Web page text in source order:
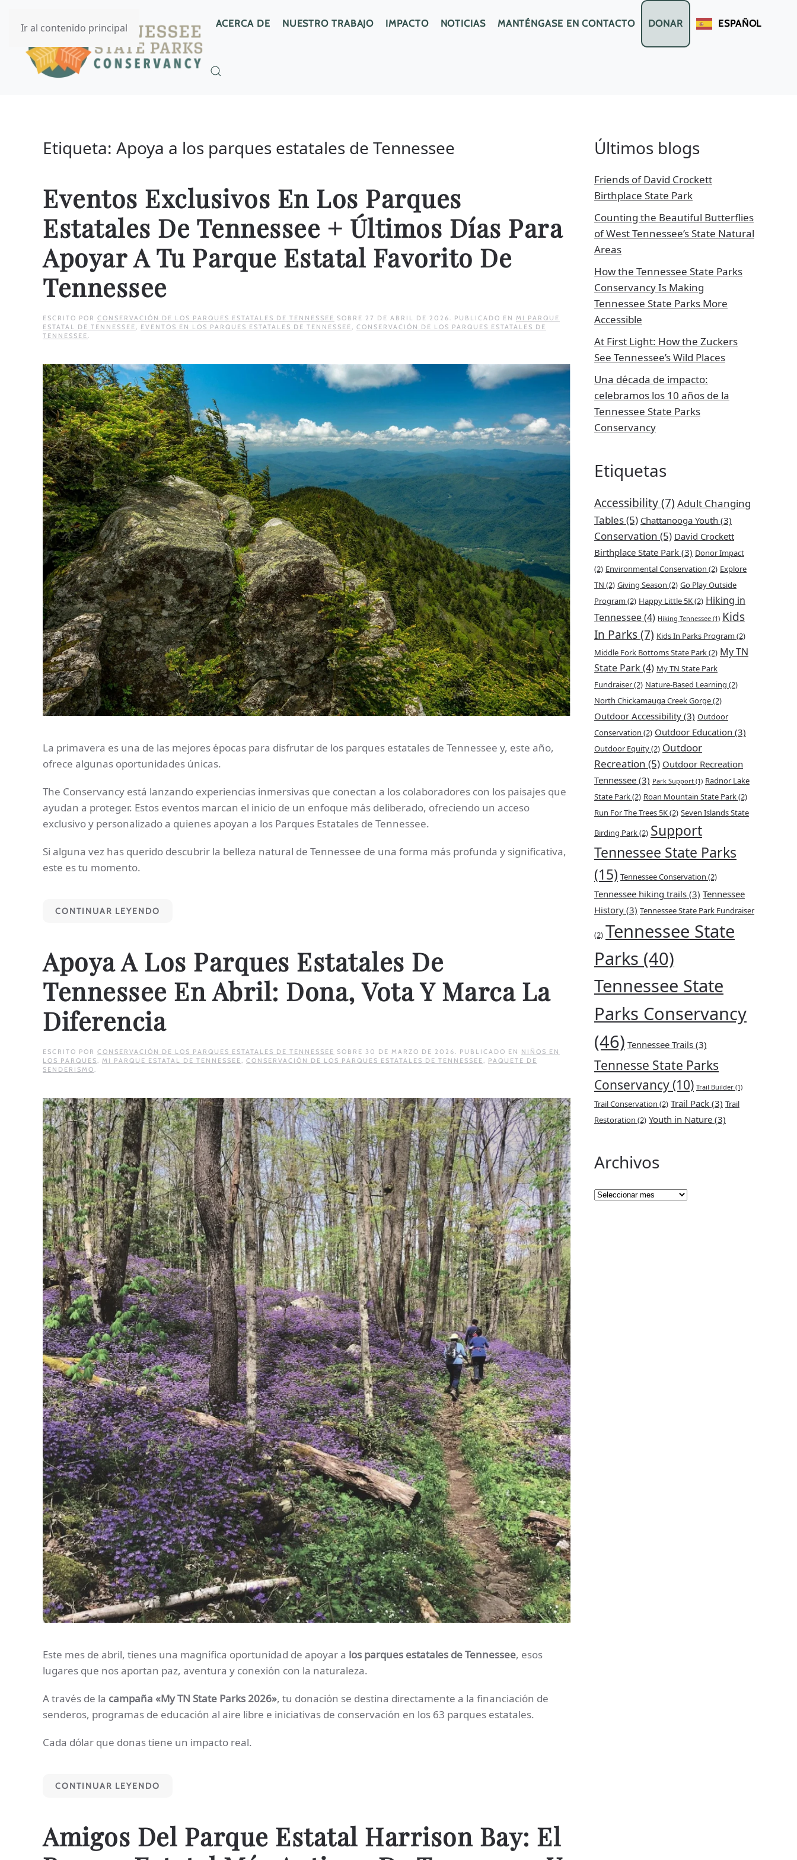
Ir al contenido principal ACERCA DE NUESTRO TRABAJO IMPACTO NOTICIAS MANTÉNGASE EN CONTACTO DONAR ESPAÑOL
Etiqueta: Apoya a los parques estatales de Tennessee
Eventos Exclusivos En Los Parques
Estatales De Tennessee + Últimos Días Para
Apoyar A Tu Parque Estatal Favorito De
Tennessee
ESCRITO POR CONSERVACIÓN DE LOS PARQUES ESTATALES DE TENNESSEE SOBRE 27 DE ABRIL DE 2026. PUBLICADO EN MI PARQUE
ESTATAL DE TENNESSEE, EVENTOS EN LOS PARQUES ESTATALES DE TENNESSEE, CONSERVACIÓN DE LOS PARQUES ESTATALES DE
TENNESSEE.
La primavera es una de las mejores épocas para disfrutar de los parques estatales de Tennessee y, este año,
ofrece algunas oportunidades únicas.
The Conservancy está lanzando experiencias inmersivas que conectan a los colaboradores con los paisajes que
ayudan a proteger. Estos eventos marcan el inicio de un enfoque más deliberado, ofreciendo un acceso
exclusivo y personalizado a quienes apoyan a los Parques Estatales de Tennessee.
Si alguna vez has querido descubrir la belleza natural de Tennessee de una forma más profunda y significativa,
este es tu momento.
CONTINUAR LEYENDO
Apoya A Los Parques Estatales De
Tennessee En Abril: Dona, Vota Y Marca La
Diferencia
ESCRITO POR CONSERVACIÓN DE LOS PARQUES ESTATALES DE TENNESSEE SOBRE 30 DE MARZO DE 2026. PUBLICADO EN NIÑOS EN
LOS PARQUES, MI PARQUE ESTATAL DE TENNESSEE, CONSERVACIÓN DE LOS PARQUES ESTATALES DE TENNESSEE, PAQUETE DE
SENDERISMO.
Este mes de abril, tienes una magnífica oportunidad de apoyar a los parques estatales de Tennessee, esos
lugares que nos aportan paz, aventura y conexión con la naturaleza.
A través de la campaña «My TN State Parks 2026», tu donación se destina directamente a la financiación de
senderos, programas de educación al aire libre e iniciativas de conservación en los 63 parques estatales.
Cada dólar que donas tiene un impacto real.
CONTINUAR LEYENDO
Amigos Del Parque Estatal Harrison Bay: El
Últimos blogs
Friends of David Crockett
Birthplace State Park
Counting the Beautiful Butterflies
of West Tennessee’s State Natural
Areas
How the Tennessee State Parks
Conservancy Is Making
Tennessee State Parks More
Accessible
At First Light: How the Zuckers
See Tennessee’s Wild Places
Una década de impacto:
celebramos los 10 años de la
Tennessee State Parks
Conservancy
Etiquetas
Accessibility(7) Adult Changing
Tables(5) Chattanooga Youth (3)
Conservation (5) David Crockett
Birthplace State Park (3) Donor Impact
(2) Environmental Conservation (2) Explore
TN (2) Giving Season (2) Go Play Outside
Program (2) Happy Little 5K(2) Hiking in
Tennessee(4) Hiking Tennessee (1) Kids
In Parks(7) Kids In Parks Program (2)
Middle Fork Bottoms State Park(2) My TN
State Park(4) My TN State Park
Fundraiser(2) Nature-Based Learning (2)
North Chickamauga Creek Gorge(2)
Outdoor Accessibility (3) Outdoor
Conservation (2) Outdoor Education (3)
Outdoor Equity(2) Outdoor
Recreation (5) Outdoor Recreation
Tennessee (3) Park Support (1) Radnor Lake
State Park(2) Roan Mountain State Park(2)
Run For The Trees 5K(2) Seven Islands State
Birding Park(2) Support
Tennessee State Parks
(15) Tennessee Conservation (2)
Tennessee hiking trails (3) Tennessee
History (3) Tennessee State Park Fundraiser
(2) Tennessee State
Parks (40)
Tennessee State
Parks Conservancy
(46) Tennessee Trails (3)
Tennesse State Parks
Conservancy(10) Trail Builder (1)
Trail Conservation (2) Trail Pack (3) Trail
Restoration (2) Youth in Nature (3)
Archivos
Archivos